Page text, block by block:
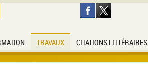
TRAVAUX CITATIONS LITTÉRAIRES